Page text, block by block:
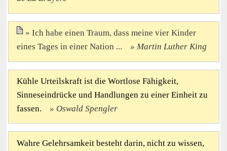
Ich habe einen Traum, dass meine vier Kinder
eines Tages in einer Nation ...
Martin Luther King
Kühle Urteilskraft ist die Wortlose Fähigkeit,
Sinneseindrücke und Handlungen zu einer Einheit zu
fassen.
Oswald Spengler
Wahre Gelehrsamkeit besteht darin, nicht zu wissen,